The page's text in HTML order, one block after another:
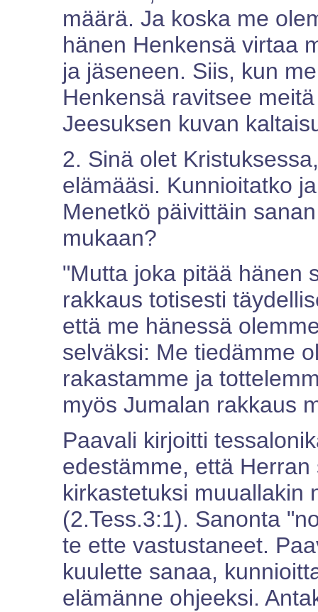
määrä. Ja koska me
hänen Henkensä virtaa
ja jäseneen. Siis, kun
Henkensä ravitsee
Jeesuksen kuvan
2. Sinä olet
elämääsi. Kunnioitatko
Menetkö päivittäin
mukaan?
"Mutta joka pitää hänen
rakkaus totisesti
että me hänessä
selväksi: Me tiedämme
rakastamme ja
myös Jumalan rakkaus
Paavali kirjoitti
edestämme, että
kirkastetuksi muuallakin
(2.Tess.3:1). Sanonta
te ette vastustaneet.
kuulette sanaa,
elämänne ohjeeksi.